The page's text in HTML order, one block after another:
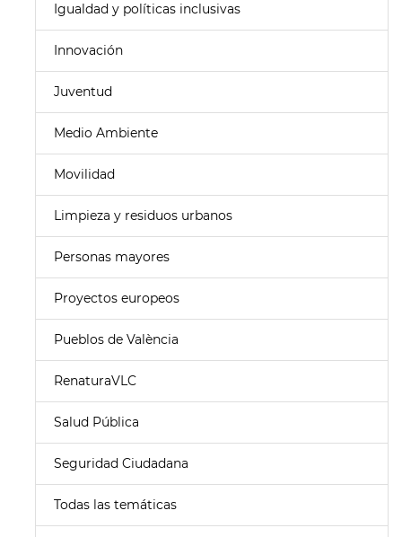
Igualdad y políticas inclusivas
Innovación
Juventud
Medio Ambiente
Movilidad
Limpieza y residuos urbanos
Personas mayores
Proyectos europeos
Pueblos de València
RenaturaVLC
Salud Pública
Seguridad Ciudadana
Todas las temáticas